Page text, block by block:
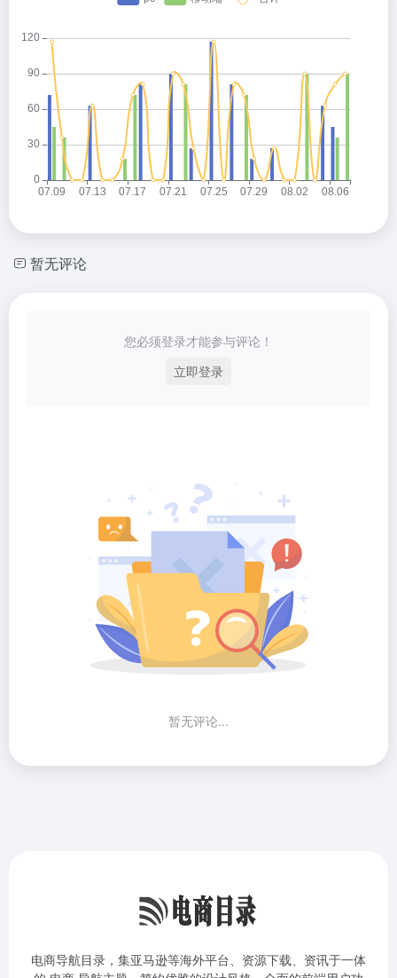
暂无评论
您必须登录才能参与评论！
立即登录
暂无评论...
电商导航目录，集亚马逊等海外平台、资源下载、资讯于一体